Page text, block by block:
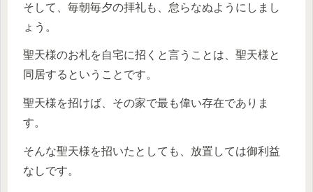
そして、毎朝毎夕の拝礼も、怠らなぬようにしまし
ょう。
聖天様のお札を自宅に招くと言うことは、聖天様と
同居するということです。
聖天様を招けば、その家で最も偉い存在でありま
す。
そんな聖天様を招いたとしても、放置しては御利益
なしです。